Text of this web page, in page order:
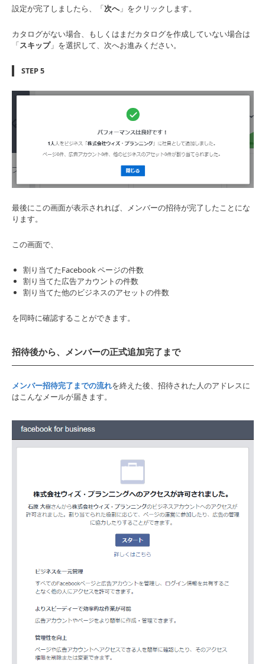
設定が完了しましたら、「次へ」をクリックします。
カタログがない場合、もしくはまだカタログを作成していない場合は
「スキップ」を選択して、次へお進みください。
STEP 5
最後にこの画面が表示されれば、メンバーの招待が完了したことにな
ります。
この画面で、
割り当てたFacebook ページの件数
割り当てた広告アカウントの件数
割り当てた他のビジネスのアセットの件数
を同時に確認することができます。
招待後から、メンバーの正式追加完了まで
メンバー招待完了までの流れを終えた後、招待された人のアドレスに
はこんなメールが届きます。